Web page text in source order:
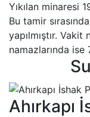
Yıkılan minaresi
Bu tamir
yapılmıştır.
namazlarında
Ahırkapı